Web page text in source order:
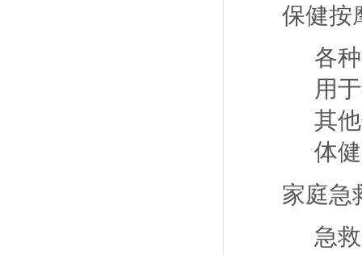
保健按
各
用
其
体
家庭急
急